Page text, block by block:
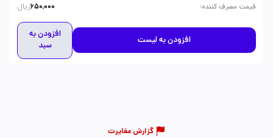
قیمت مصرف کننده:
650,000ریال
افزودن به لیست
افزودن به
سبد
گزارش مغایرت